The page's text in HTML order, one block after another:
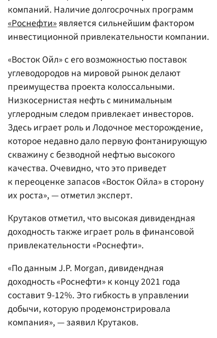
компаний. Наличие долгосрочных программ
«Роснефти»является сильнейшим фактором
инвестиционной привлекательности компании.
«Восток Ойл» с его возможностью поставок
углеводородов на мировой рынок делают
преимущества проекта колоссальными.
Низкосернистая нефть с минимальным
углеродным следом привлекает инвесторов.
Здесь играет роль и Лодочное месторождение,
которое недавно дало первую фонтанирующую
скважину с безводной нефтью высокого
качества. Очевидно, что это приведет
к переоценке запасов «Восток Ойла» в сторону
их роста», — отметил эксперт.
Крутаков отметил, что высокая дивидендная
доходность также играет роль в финансовой
привлекательности «Роснефти».
«По данным J.P. Morgan, дивидендная
доходность «Роснефти» к концу 2021 года
составит 9-12%. Это гибкость в управлении
добычи, которую продемонстрировала
компания», — заявил Крутаков.